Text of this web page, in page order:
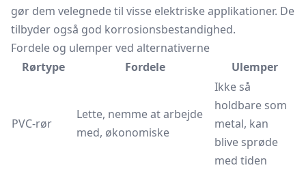
gør dem velegnede til visse elektriske applikationer. De
tilbyder også god korrosionsbestandighed.
Fordele og ulemper ved alternativerne
Rørtype
Fordele Ulemper
PVC-rør
Lette, nemme at arbejde
med, økonomiske
Ikke så
holdbare som
metal, kan
blive sprøde
med tiden